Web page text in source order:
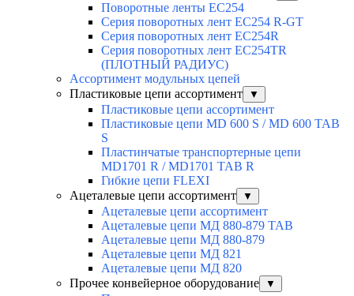
Поворотные ленты EC254
Серия поворотных лент EC254 R-GT
Серия поворотных лент EC254R
Серия поворотных лент EC254TR
(ПЛОТНЫЙ РАДИУС)
Ассортимент модульных цепей
Пластиковые цепи ассортимент
▼
Пластиковые цепи ассортимент
Пластиковые цепи MD 600 S / MD 600 TAB
S
Пластинчатые транспортерные цепи
MD1701 R / MD1701 TAB R
Гибкие цепи FLEXI
Ацеталевые цепи ассортимент
▼
Ацеталевые цепи ассортимент
Ацеталевые цепи МД 880-879 ТАВ
Ацеталевые цепи МД 880-879
Ацеталевые цепи МД 821
Ацеталевые цепи МД 820
Прочее конвейерное оборудование
▼